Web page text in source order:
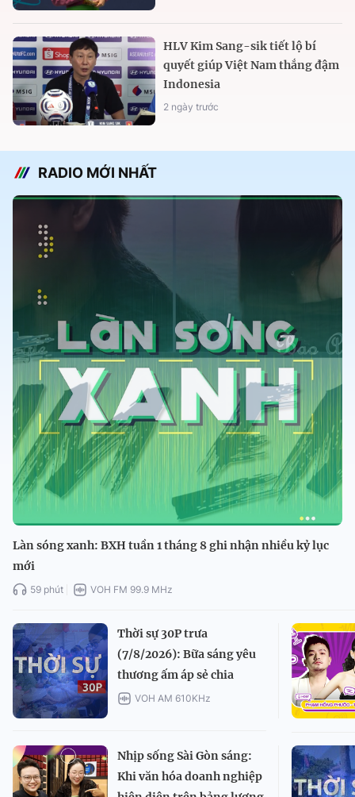
HLV Kim Sang-sik tiết lộ bí
quyết giúp Việt Nam thắng đậm
Indonesia
2 ngày trước
RADIO MỚI NHẤT
Làn sóng xanh: BXH tuần 1 tháng 8 ghi nhận nhiều kỷ lục
mới
59 phút VOH FM 99.9 MHz
Thời sự 30P trưa
(7/8/2026): Bữa sáng yêu
thương ấm áp sẻ chia
VOH AM 610KHz
Nhịp sống Sài Gòn sáng:
Khi văn hóa doanh nghiệp